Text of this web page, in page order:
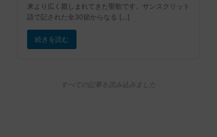
来より広く親しまれてきた聖歌です。サンスクリット
語で記された全30節からなる […]
続きを読む
すべての記事を読み込みました